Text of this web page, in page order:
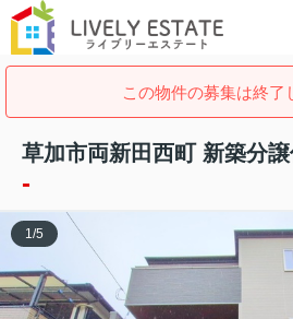
この物件の募集は終了
草加市両新田西町 新築分
-
1/5